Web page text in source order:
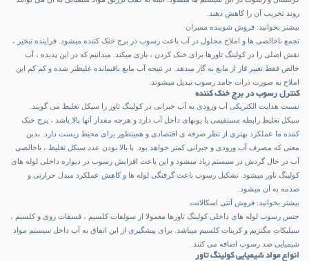
روند تخریب آن را کاهش دهند.
بیشتر بخوانید:فروش شوینده ممبران
تجمع ناخالصی ها و املاح محلول در آب باعث رسوب در برج خنک کننده میشود. فراینده تبخیر ،
نقش اصلی را در کولینگ تاورها برای خنک کردن ، بازی میکند. میدانیم که در این پدیده ، آب
خالص فقط تغییر فاز از مایع به گاز میدهد. در نتیجه آب مایع باقیمانده غلیظتر شده و کم کم این
املاح به صورت ذرات جامد رسوب تبدیل میشوند.
کنترل رسوب در برج خنک کننده
نسبت هدایت الکتریکی آب ورودی به آب جبرانی در کولینگ تاور را سیکل تغلیظ می گویند.
سیکل تغلیظ رابطه مستقیمی با یونهای داخل آب دارد و هرچه مقدار آنها بالا باشد ، برج خنک
کننده ما عملکرد بهتری از نظر صرفه ی اقتصادی و همینطور برای محیط زیست دارد. بدین
معنی که مصرف آب ورودی و جبرانی کمتر خواهد بود. با بالا بودن عدد سیکل تغلیظ ، ناخالصی
آب در حال گردش در سیستم زیاد میشود و این باعث افزایش رسوب در دیواره داخلی لوله های
کولینگ تاور میشود. تشکیل رسوب باعث گرفتگی لوله ها و کاهش عملکرد مبدل حرارتی و
صدمه به آن میشود.
بیشتر بخوانید:فروش آنتی اسکالانت
جنس رسوب لوله های داخلی کولینگ تاورها معمولا از سولفات کلسیم ، فسفات روی و کلسیم ،
سیلیکات مگنزیم و کربنات کلسیم میباشد. برای پیشگیری از این اتفاق به آب داخل سیستم مواد
شیمیایی ضد رسوب اضافه می کنند.
انواع مواد شیمیایی کولینگ تاور